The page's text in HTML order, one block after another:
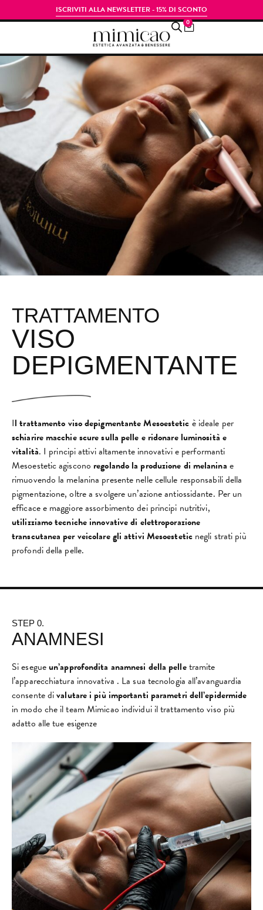
ISCRIVITI ALLA NEWSLETTER - 15% DI SCONTO
0
TRATTAMENTO
VISO
DEPIGMENTANTE
Il trattamento viso depigmentante Mesoestetic è ideale per
schiarire macchie scure sulla pelle e ridonare luminosità e
vitalità. I principi attivi altamente innovativi e performanti
Mesoestetic agiscono regolando la produzione di melanina e
rimuovendo la melanina presente nelle cellule responsabili della
pigmentazione, oltre a svolgere un’azione antiossidante. Per un
efficace e maggiore assorbimento dei principi nutritivi,
utilizziamo tecniche innovative di elettroporazione
transcutanea per veicolare gli attivi Mesoesteticnegli strati più
profondi della pelle.
STEP 0.
ANAMNESI
Si esegueun’approfondita anamnesi della pelletramite
l’apparecchiatura innovativa . La sua tecnologia all’avanguardia
consente divalutare i più importanti parametri dell’epidermide
in modo che il team Mimicao individui il trattamento viso più
adatto alle tue esigenze